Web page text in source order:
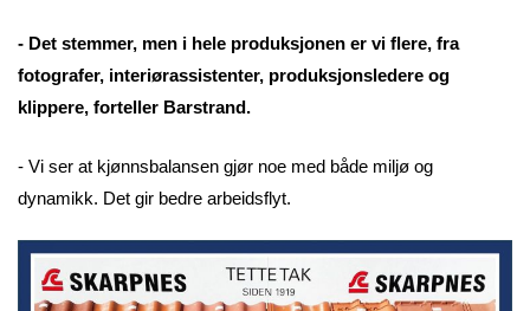
- Det stemmer, men i hele produksjonen er vi flere, fra
fotografer, interiørassistenter, produksjonsledere og
klippere, forteller Barstrand.
- Vi ser at kjønnsbalansen gjør noe med både miljø og
dynamikk. Det gir bedre arbeidsflyt.